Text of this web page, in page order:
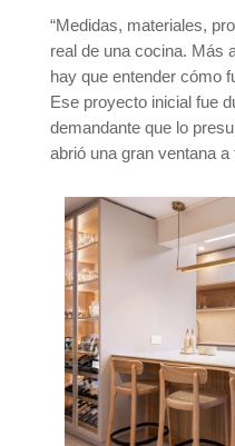
“Medidas, materiales,
real de una cocina. Más
hay que entender cómo
Ese proyecto inicial fue
demandante que lo
abrió una gran ventana